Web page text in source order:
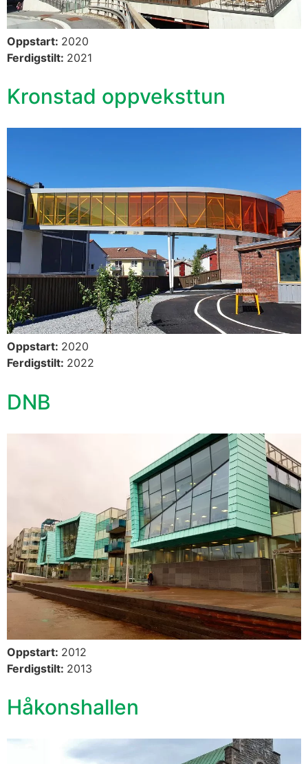
Oppstart: 2020
Ferdigstilt: 2021
Kronstad oppveksttun
Oppstart: 2020
Ferdigstilt: 2022
DNB
Oppstart: 2012
Ferdigstilt: 2013
Håkonshallen